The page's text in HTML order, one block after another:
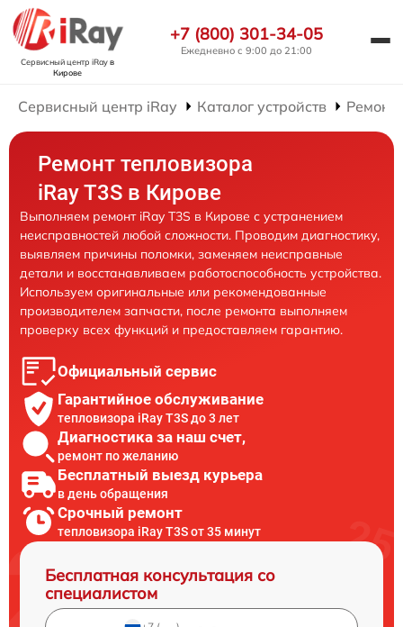
Сервисный центр iRayв
Кирове
+7 (800) 301-34-05
Ежедневно с 9:00 до 21:00
Сервисный центр iRay Каталог устройств Ремонт
Ремонт тепловизора
iRay T3S в Кирове
Выполняем ремонт iRay T3S в Кирове с устранением
неисправностей любой сложности. Проводим диагностику,
выявляем причины поломки, заменяем неисправные
детали и восстанавливаем работоспособность устройства.
Используем оригинальные или рекомендованные
производителем запчасти, после ремонта выполняем
проверку всех функций и предоставляем гарантию.
Официальный сервис
Гарантийное обслуживание
тепловизора iRay T3S до 3 лет
Диагностика за наш счет,
ремонт по желанию
Бесплатный выезд курьера
в день обращения
Срочный ремонт
тепловизора iRay T3S от 35 минут
Бесплатная консультация со
специалистом